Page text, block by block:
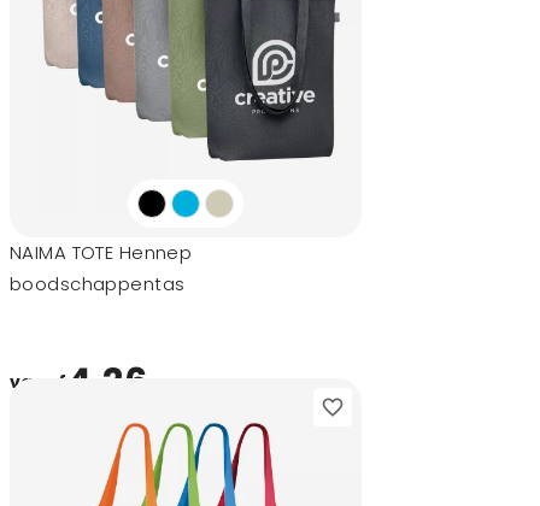
NAIMA TOTE Hennep
boodschappentas
vanaf 4,26